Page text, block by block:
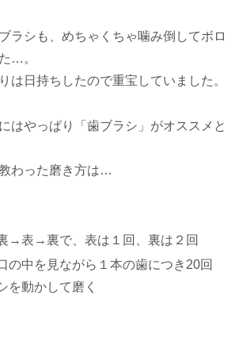
ラシも、めちゃくちゃ噛み倒してボロ
…。
は日持ちしたので重宝していました。
はやっぱり「歯ブラシ」がオススメと
わった磨き方は…
→表→裏で、表は１回、裏は２回
の中を見ながら１本の歯につき20回
を動かして磨く